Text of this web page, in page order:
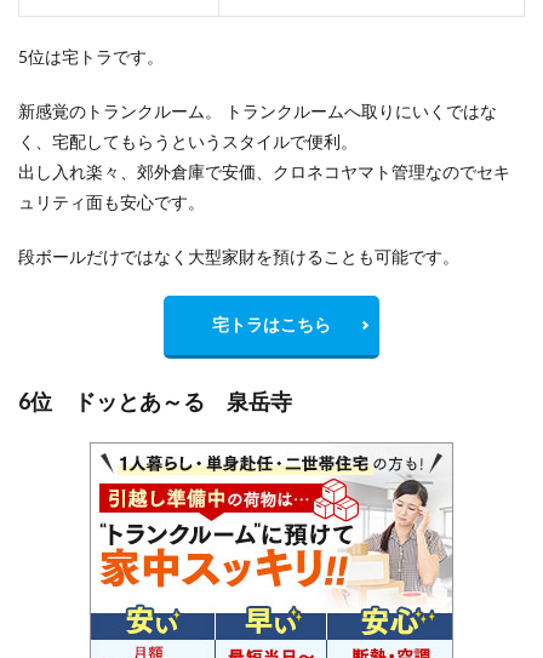
5位は宅トラです。
新感覚のトランクルーム。 トランクルームへ取りにいくではな
く、宅配してもらうというスタイルで便利。
出し入れ楽々、郊外倉庫で安価、クロネコヤマト管理なのでセキ
ュリティ面も安心です。
段ボールだけではなく大型家財を預けることも可能です。
宅トラはこちら
6位 ドッとあ～る 泉岳寺